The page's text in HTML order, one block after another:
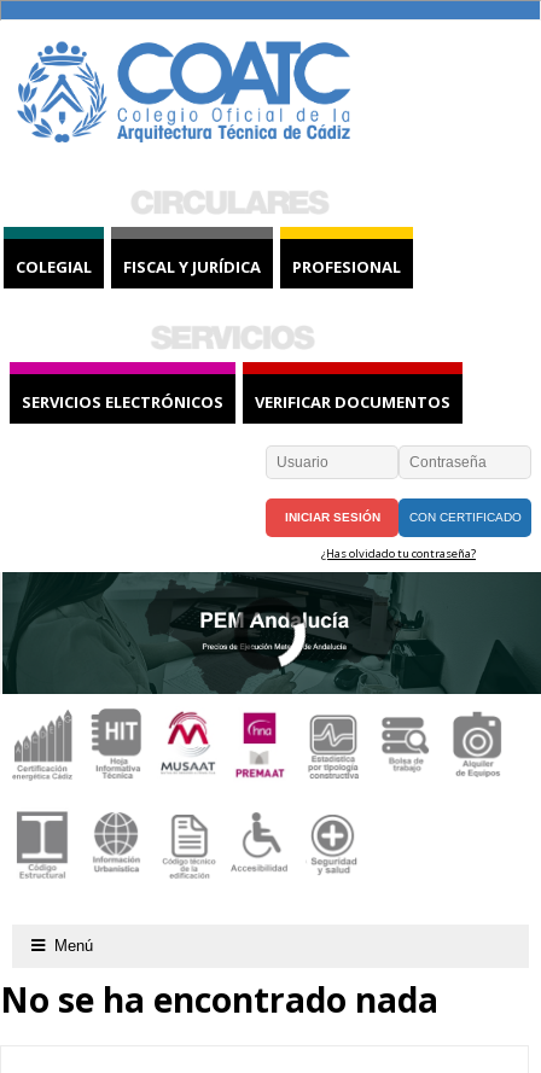
COLEGIAL FISCAL Y JURÍDICA PROFESIONAL
SERVICIOS ELECTRÓNICOS VERIFICAR DOCUMENTOS
CON CERTIFICADO
¿Has olvidado tu contraseña?
Menú
No se ha encontrado nada